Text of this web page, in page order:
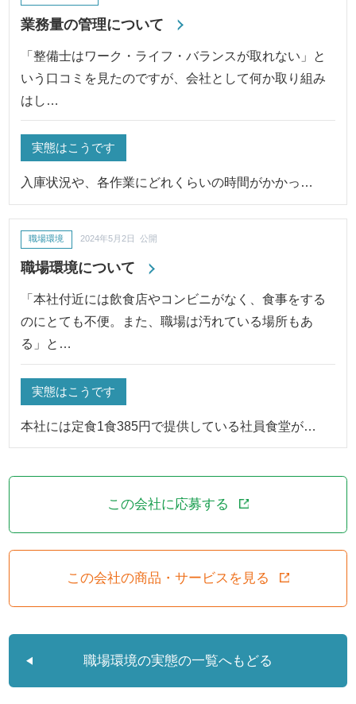
業務量の管理について
「整備士はワーク・ライフ・バランスが取れない」と
いう口コミを見たのですが、会社として何か取り組み
はし…
実態はこうです
入庫状況や、各作業にどれくらいの時間がかかっ…
職場環境について
職場環境 2024年5月2日 公開
「本社付近には飲食店やコンビニがなく、食事をする
のにとても不便。また、職場は汚れている場所もあ
る」と…
実態はこうです
本社には定食1食385円で提供している社員食堂が…
この会社に応募する
この会社の商品・サービスを見る
職場環境の実態の一覧へもどる